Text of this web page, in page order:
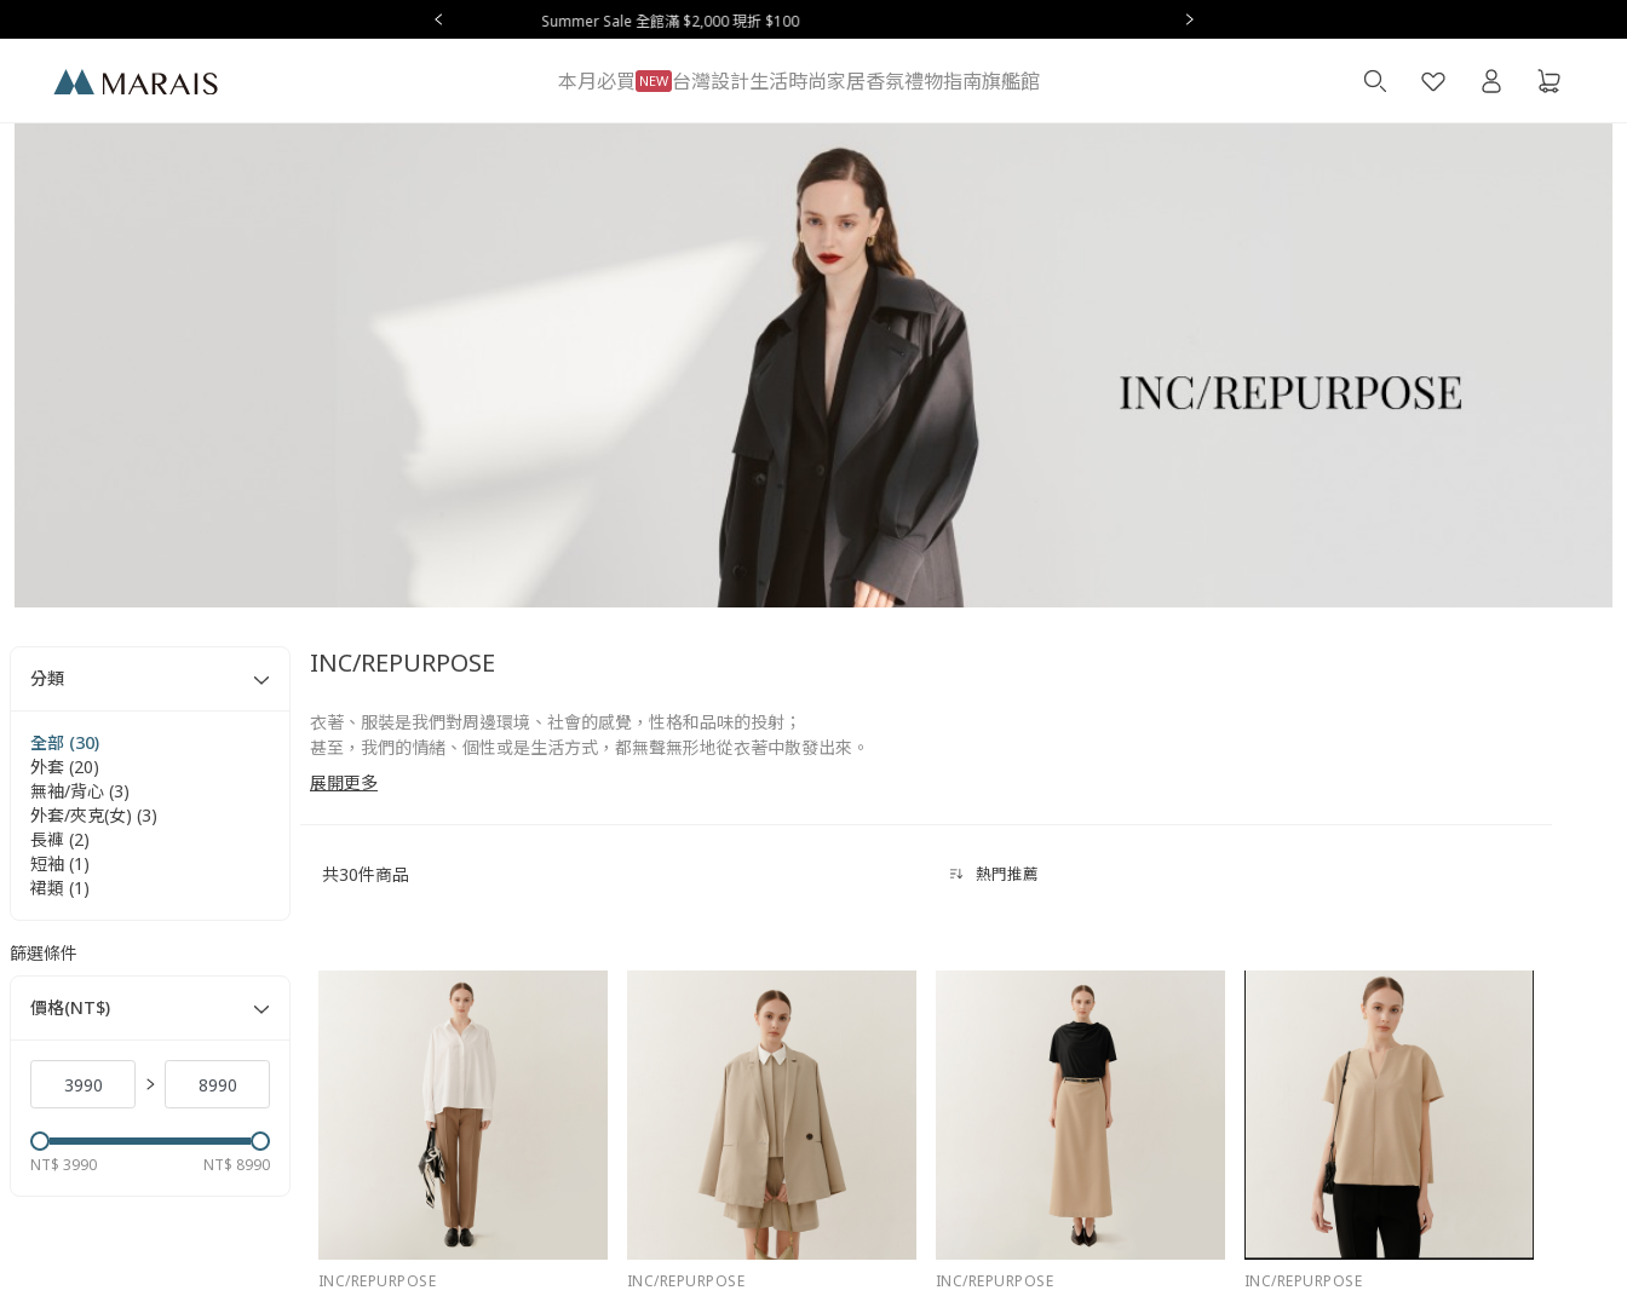
中秋送禮提案 人氣禮盒預購中
Marais 本月必買 NEW 台灣設計生活時尚家居香氛禮物指南旗艦館
分類
全部 (30)
外套 (20)
無袖/背心 (3)
外套/夾克(女) (3)
長褲 (2)
短袖 (1)
裙類 (1)
篩選條件
價格(NT$)
NT$ 3990 NT$ 8990
INC/REPURPOSE
衣著、服裝是我們對周邊環境、社會的感覺，性格和品味的投射；
甚至，我們的情緒、個性或是生活方式，都無聲無形地從衣著中散發出來。
在這個環保意識高漲的年代，購買衣服時考慮的因素，除了顏色、設計、品質之外，
甚至原物料的收集 和 製作方式也變得相對的重要。
展開更多
共30件商品 熱門推薦
INC/REPURPOSE INC/REPURPOSE INC/REPURPOSE INC/REPURPOSE